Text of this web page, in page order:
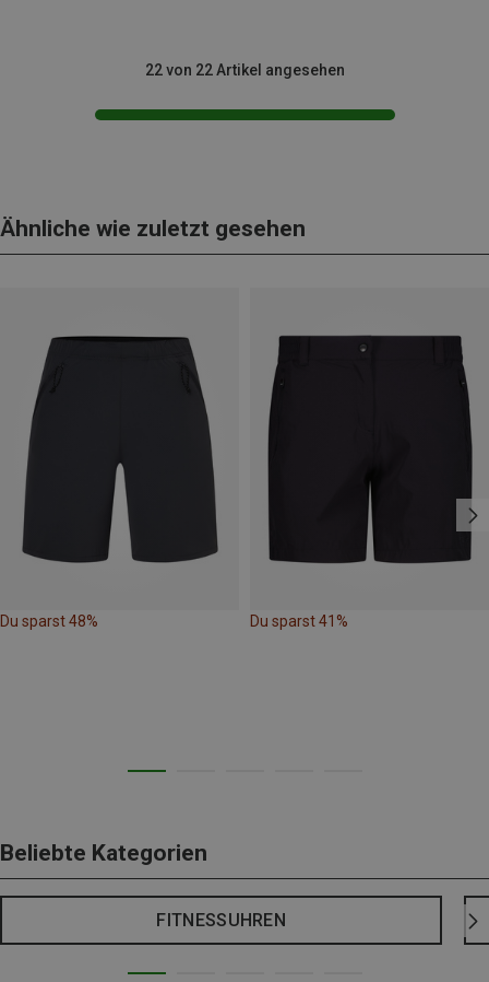
22 von 22 Artikel angesehen
Ähnliche wie zuletzt gesehen
Du sparst 48% Du sparst 41%
Beliebte Kategorien
FITNESSUHREN